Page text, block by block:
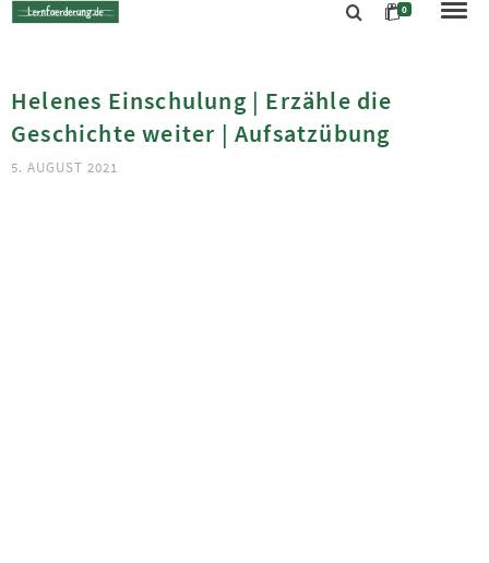
0
Helenes Einschulung | Erzähle die
Geschichte weiter | Aufsatzübung
5. AUGUST 2021